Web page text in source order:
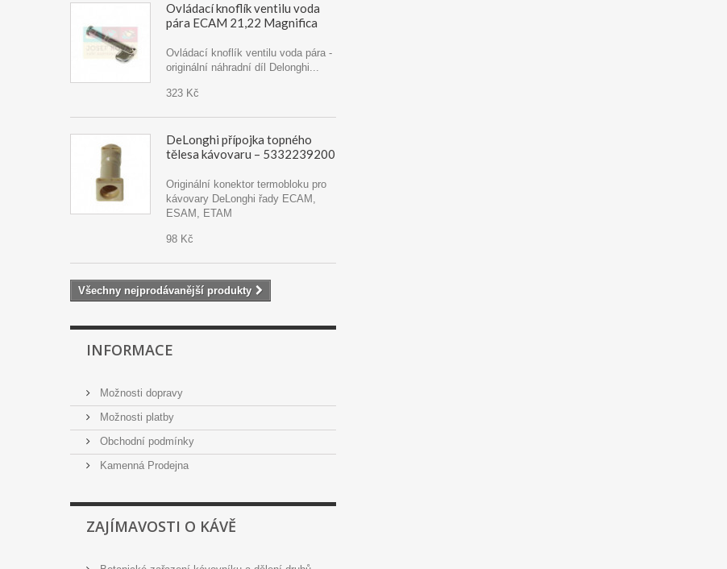
Ovládací knoflík ventilu voda
pára ECAM 21,22 Magnifica
Ovládací knoflík ventilu voda pára -
originální náhradní díl Delonghi...
323 Kč
DeLonghi přípojka topného
tělesa kávovaru – 5332239200
Originální konektor termobloku pro
kávovary DeLonghi řady ECAM,
ESAM, ETAM
98 Kč
Všechny nejprodávanější produkty
INFORMACE
Možnosti dopravy
Možnosti platby
Obchodní podmínky
Kamenná Prodejna
ZAJÍMAVOSTI O KÁVĚ